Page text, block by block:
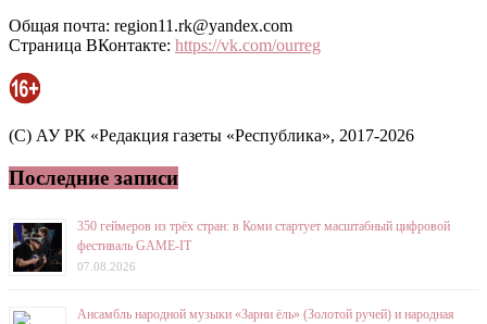
Общая почта: region11.rk@yandex.com
Страница ВКонтакте: https://vk.com/ourreg
(C) АУ РК «Редакция газеты «Республика», 2017-2026
Последние записи
350 геймеров из трёх стран: в Коми стартует масштабный цифровой
фестиваль GAME-IT
07.08.2026
Ансамбль народной музыки «Зарни ёль» (Золотой ручей) и народная